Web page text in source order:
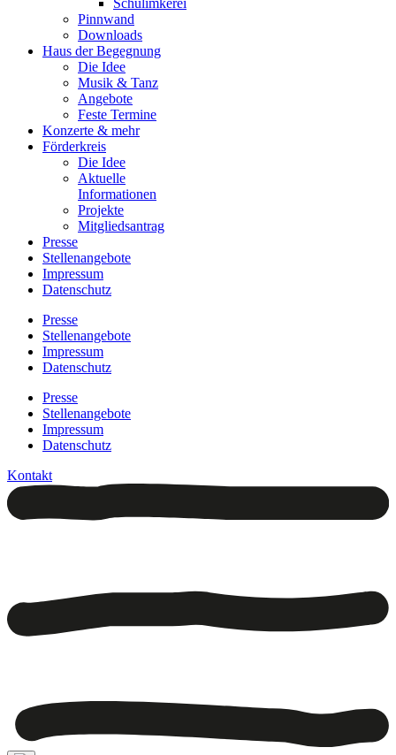
Schulimkerei
Pinnwand
Downloads
Haus der Begegnung
Die Idee
Musik & Tanz
Angebote
Feste Termine
Konzerte & mehr
Förderkreis
Die Idee
Aktuelle
Informationen
Projekte
Mitgliedsantrag
Presse
Stellenangebote
Impressum
Datenschutz
Presse
Stellenangebote
Impressum
Datenschutz
Presse
Stellenangebote
Impressum
Datenschutz
Kontakt